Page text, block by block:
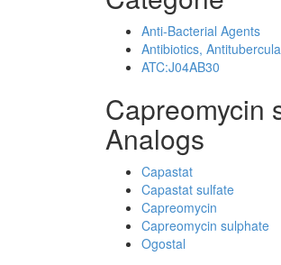
Anti-Bacterial Agents
Antibiotics,
ATC:J04AB30
Capreomycin
Analogs
Capastat
Capastat sulfate
Capreomycin
Capreomycin sulphate
Ogostal